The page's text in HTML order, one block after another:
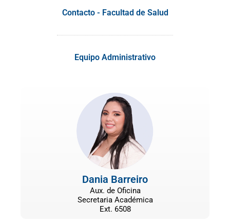
Contacto - Facultad de Salud
Equipo Administrativo
Dania Barreiro
Aux. de Oficina
Secretaria Académica
Ext. 6508